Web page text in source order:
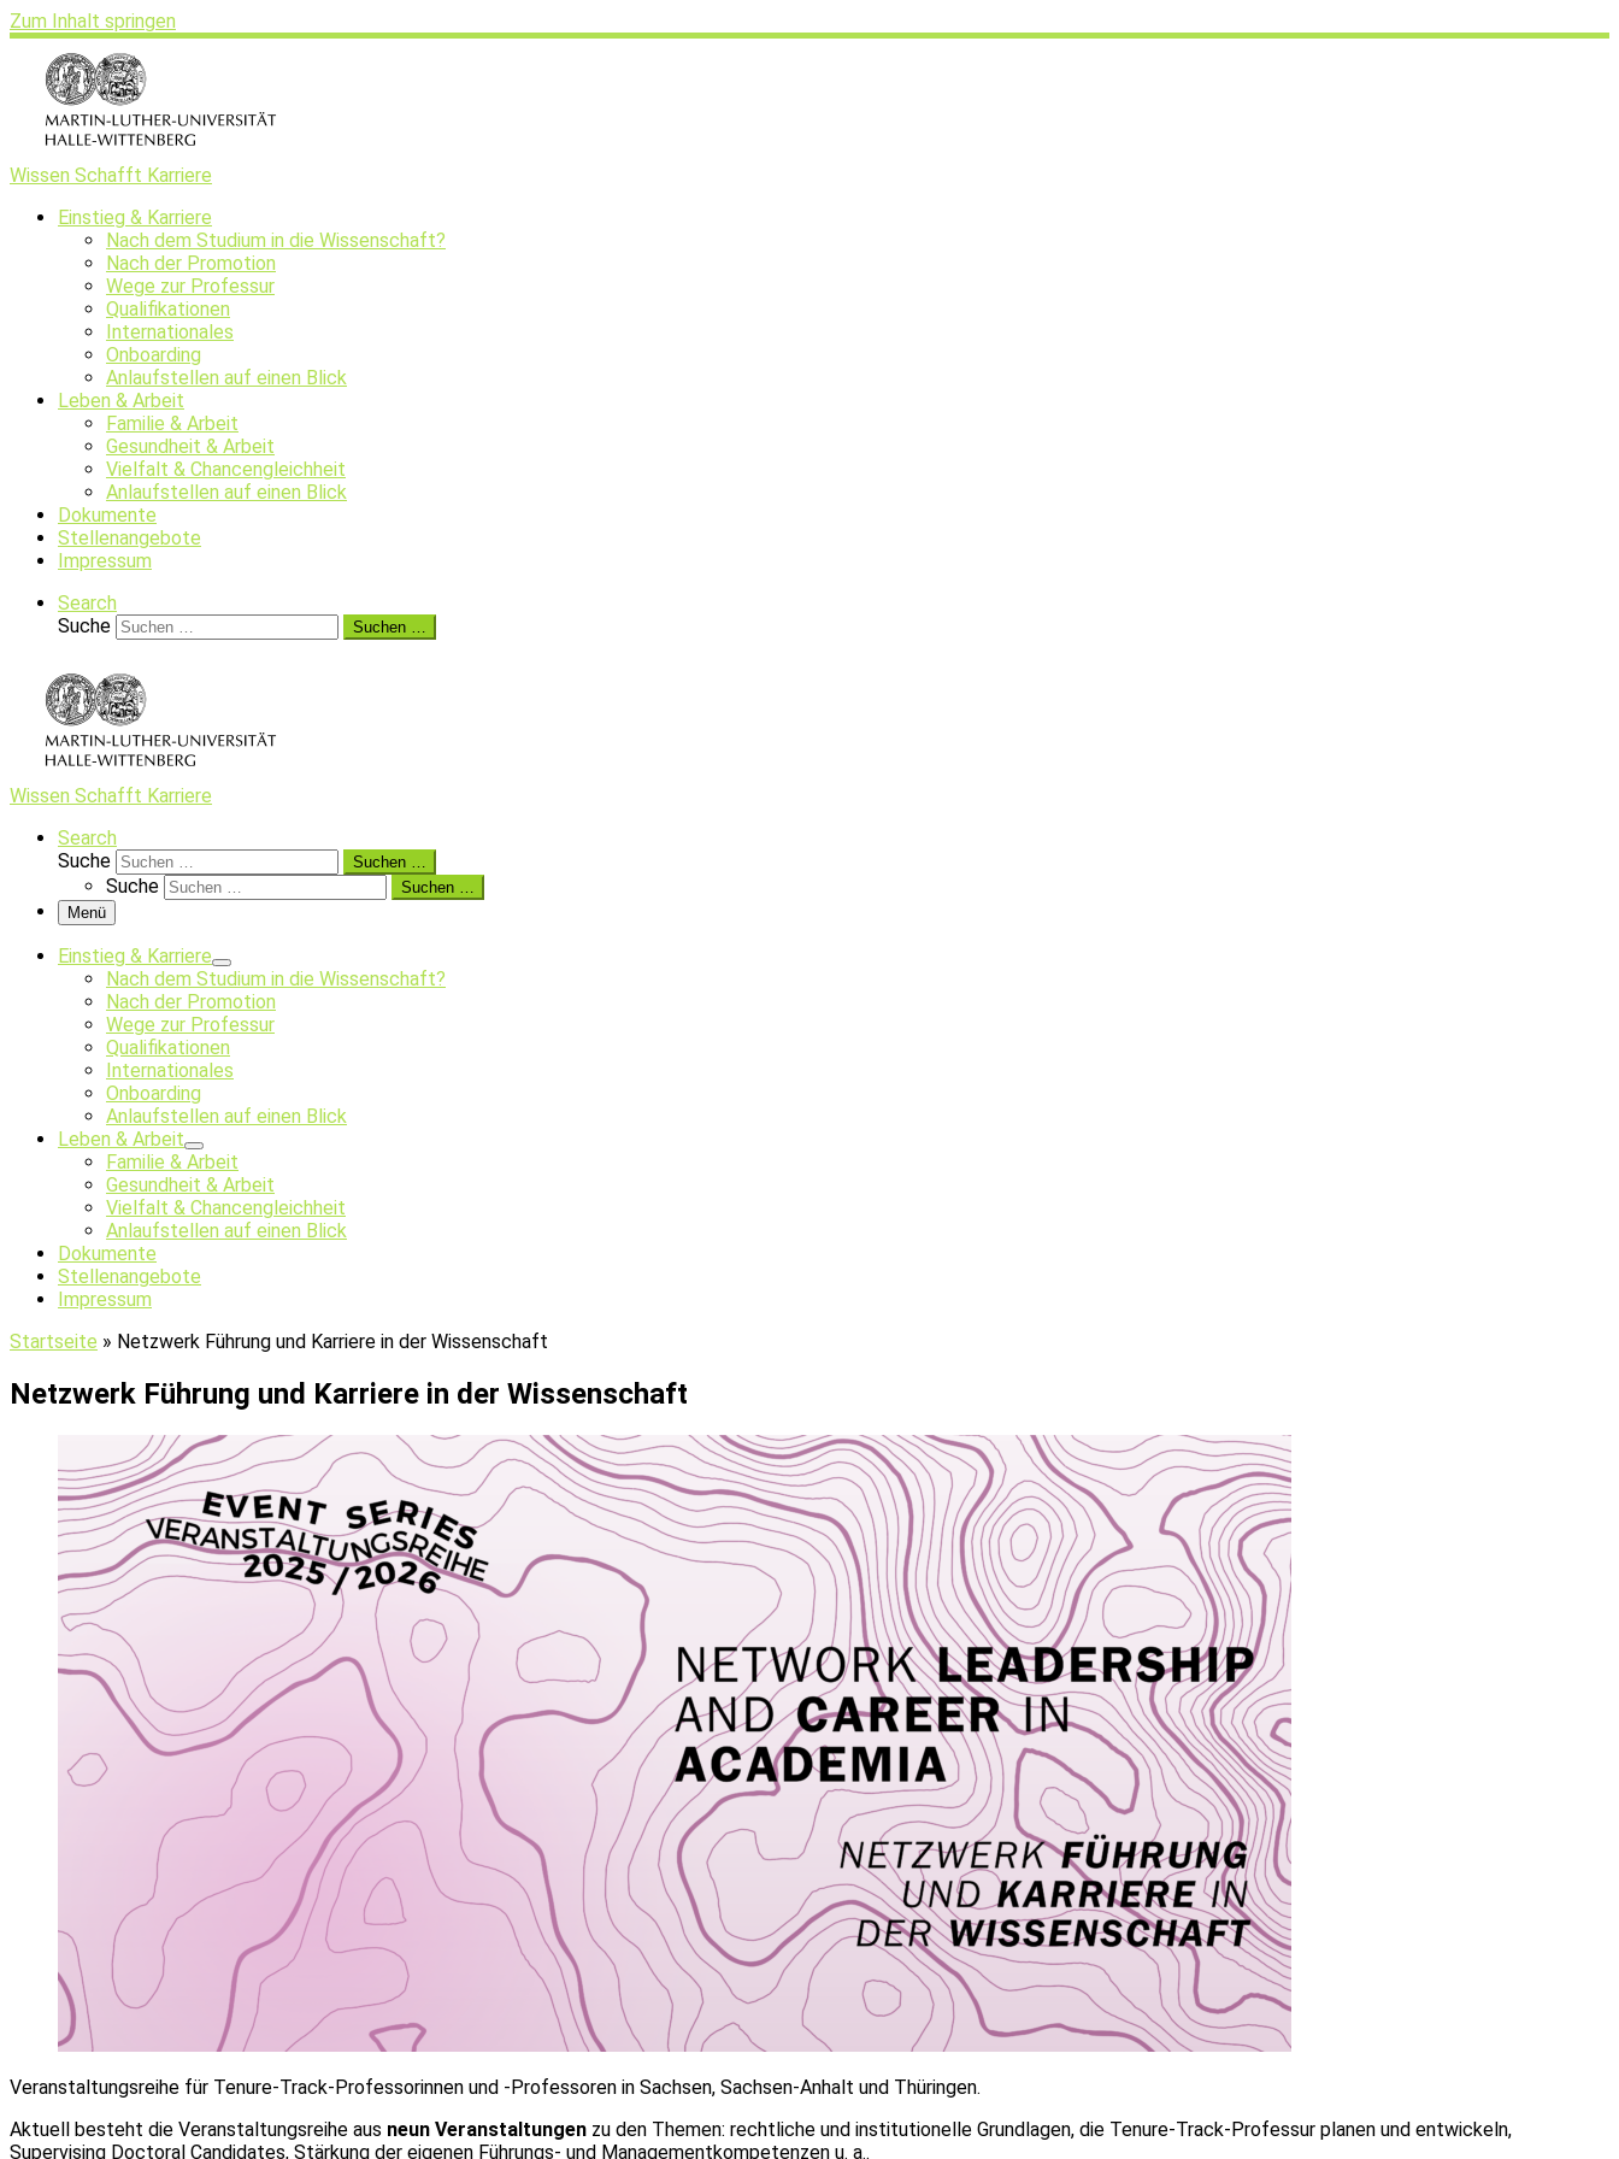
Zum Inhalt springen
Wissen Schafft Karriere
Einstieg & Karriere
Nach dem Studium in die Wissenschaft?
Nach der Promotion
Wege zur Professur
Qualifikationen
Internationales
Onboarding
Anlaufstellen auf einen Blick
Leben & Arbeit
Familie & Arbeit
Gesundheit & Arbeit
Vielfalt & Chancengleichheit
Anlaufstellen auf einen Blick
Dokumente
Stellenangebote
Impressum
Search
Suche
Suchen …
Wissen Schafft Karriere
Search
Suche
Suchen …
Suche
Suchen …
Menü
Einstieg & Karriere
Nach dem Studium in die Wissenschaft?
Nach der Promotion
Wege zur Professur
Qualifikationen
Internationales
Onboarding
Anlaufstellen auf einen Blick
Leben & Arbeit
Familie & Arbeit
Gesundheit & Arbeit
Vielfalt & Chancengleichheit
Anlaufstellen auf einen Blick
Dokumente
Stellenangebote
Impressum
Startseite » Netzwerk Führung und Karriere in der Wissenschaft
Netzwerk Führung und Karriere in der Wissenschaft
Veranstaltungsreihe für Tenure-Track-Professorinnen und -Professoren in Sachsen, Sachsen-Anhalt und Thüringen.
Aktuell besteht die Veranstaltungsreihe aus neun Veranstaltungen zu den Themen: rechtliche und institutionelle Grundlagen, die Tenure-Track-Professur planen und entwickeln,
Supervising Doctoral Candidates, Stärkung der eigenen Führungs- und Managementkompetenzen u. a..